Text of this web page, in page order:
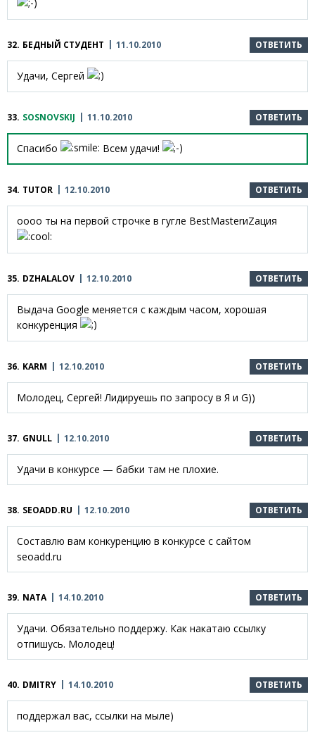
32. БЕДНЫЙ СТУДЕНТ 11.10.2010 ОТВЕТИТЬ
Удачи, Сергей
33. SOSNOVSKIJ 11.10.2010 ОТВЕТИТЬ
Спасибо Всем удачи!
34. TUTOR 12.10.2010 ОТВЕТИТЬ
оооо ты на первой строчке в гугле BestMasterиZация
35. DZHALALOV 12.10.2010 ОТВЕТИТЬ
Выдача Google меняется с каждым часом, хорошая
конкуренция
36. KARM 12.10.2010 ОТВЕТИТЬ
Молодец, Сергей! Лидируешь по запросу в Я и G))
37. GNULL 12.10.2010 ОТВЕТИТЬ
Удачи в конкурсе — бабки там не плохие.
38. SEOADD.RU 12.10.2010 ОТВЕТИТЬ
Составлю вам конкуренцию в конкурсе с сайтом
seoadd.ru
39. NATA 14.10.2010 ОТВЕТИТЬ
Удачи. Обязательно поддержу. Как накатаю ссылку
отпишусь. Молодец!
40. DMITRY 14.10.2010 ОТВЕТИТЬ
поддержал вас, ссылки на мыле)